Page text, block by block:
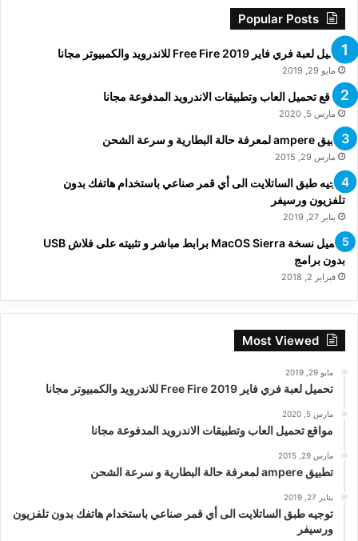
Popular Posts
تحميل لعبة فري فاير Free Fire 2019 للاندرويد والكمبيوتر مجانا
مايو 29, 2019
مواقع تحميل العاب وتطبيقات الاندرويد المدفوعة مجانا
مارس 5, 2020
تطبيق ampere لمعرفة حالة البطارية و سرعة الشحن
مارس 29, 2015
توجيه طبق الساتلايت الى أي قمر صناعي باستخدام هاتفك بدون
تلفزيون ورسيفر
يناير 27, 2019
تحميل نسخة MacOS Sierra برابط مباشر و تثبيته على فلاش USB
بدون برامج
فبراير 2, 2018
Most Viewed
مايو 29, 2019
تحميل لعبة فري فاير Free Fire 2019 للاندرويد والكمبيوتر مجانا
مارس 5, 2020
مواقع تحميل العاب وتطبيقات الاندرويد المدفوعة مجانا
مارس 29, 2015
تطبيق ampere لمعرفة حالة البطارية و سرعة الشحن
يناير 27, 2019
توجيه طبق الساتلايت الى أي قمر صناعي باستخدام هاتفك بدون تلفزيون
ورسيفر